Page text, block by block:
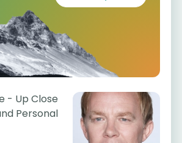
- Up Close
Personal